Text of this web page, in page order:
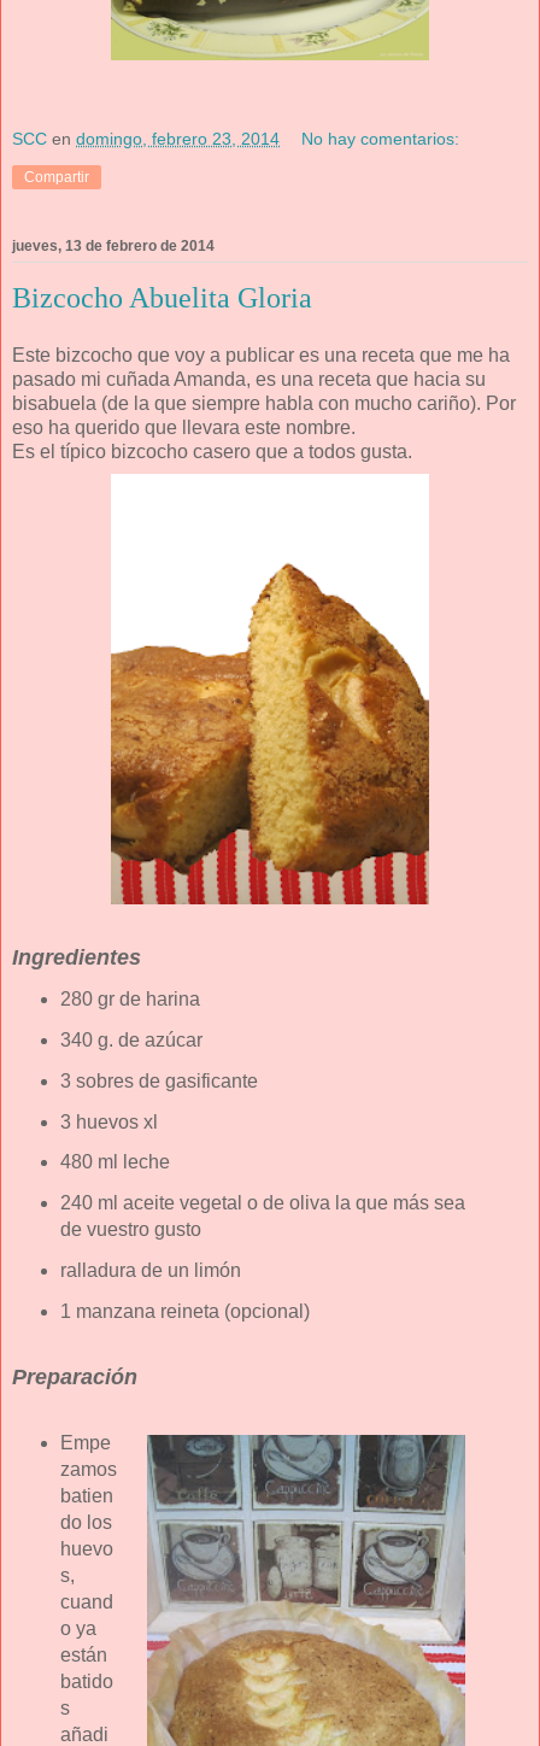
SCC en domingo, febrero 23, 2014 No hay comentarios:
Compartir
jueves, 13 de febrero de 2014
Bizcocho Abuelita Gloria
Este bizcocho que voy a publicar es una receta que me ha
pasado mi cuñada Amanda, es una receta que hacia su
bisabuela (de la que siempre habla con mucho cariño). Por
eso ha querido que llevara este nombre.
Es el típico bizcocho casero que a todos gusta.
Ingredientes
280 gr de harina
340 g. de azúcar
3 sobres de gasificante
3 huevos xl
480 ml leche
240 ml aceite vegetal o de oliva la que más sea
de vuestro gusto
ralladura de un limón
1 manzana reineta (opcional)
Preparación
Empe
zamos
batien
do los
huevo
s,
cuand
o ya
están
batido
s
añadi